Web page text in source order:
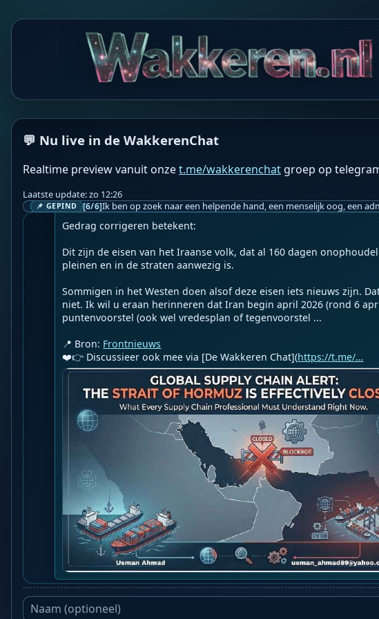
💬 Nu live in de WakkerenChat
Realtime preview vanuit onzet.me/wakkerenchat groep op
Laatste update: zo 12:26
📌 GEPIND [6/6]
Wakkere Fabels BOT
--
Iran heeft zijn eisen bijgewerkt waaraan de VS moet voldoen als het
worden geopend.
Gedrag corrigeren betekent:
Dit zijn de eisen van het Iraanse volk, dat al 160 dagen
pleinen en in de straten aanwezig is.
Sommigen in het Westen doen alsof deze eisen iets nieuws zijn.
niet. Ik wil u eraan herinneren dat Iran begin april 2026 (rond 6
puntenvoorstel (ook wel vredesplan of tegenvoorstel ...
📍 Bron: Frontnieuws
❤️👉 Discussieer ook mee via [De Wakkeren Chat](https://t.me/…